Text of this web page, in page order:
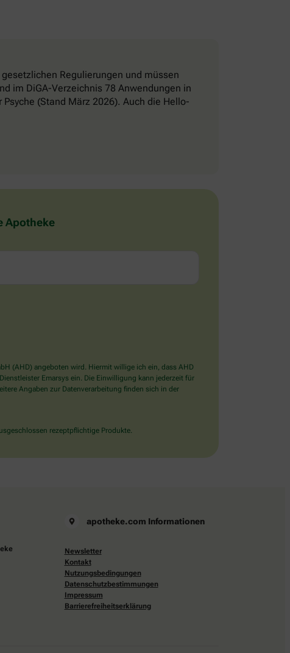
Regulierungen und müssen
im DiGA-Verzeichnis 78 Anwendungen in
(Stand März 2026). Auch die Hello-
Apotheke
(AHD) angeboten wird. Hiermit willige ich ein, dass AHD
Emarsys ein. Die Einwilligung kann jederzeit für
Angaben zur Datenverarbeitung finden sich in der
rezeptpflichtige Produkte.
apotheke.com Informationen
Newsletter
Kontakt
Nutzungsbedingungen
Datenschutzbestimmungen
Impressum
Barrierefreiheitserklärung